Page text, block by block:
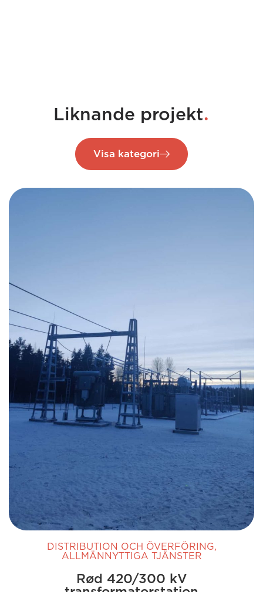
Liknande projekt.
Visa kategori
DISTRIBUTION OCH ÖVERFÖRING,
ALLMÄNNYTTIGA TJÄNSTER
Rød 420/300 kV